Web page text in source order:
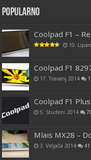
Popularno
Coolpad F1 –
10.
Coolpad F1
17. Travanj 2014
Coolpad F1
5. Studeni 2014
Mlais MX28 –
3. Veljača 2014